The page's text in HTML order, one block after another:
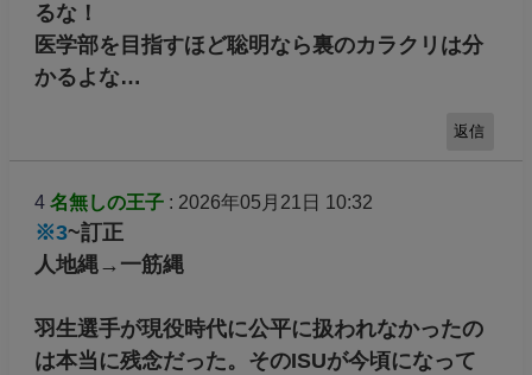
るな！
医学部を目指すほど聡明なら裏のカラクリは分
かるよな…
返信
4 名無しの王子: 2026年05月21日 10:32
※3~訂正
人地縄→一筋縄
羽生選手が現役時代に公平に扱われなかったの
は本当に残念だった。そのISUが今頃になって